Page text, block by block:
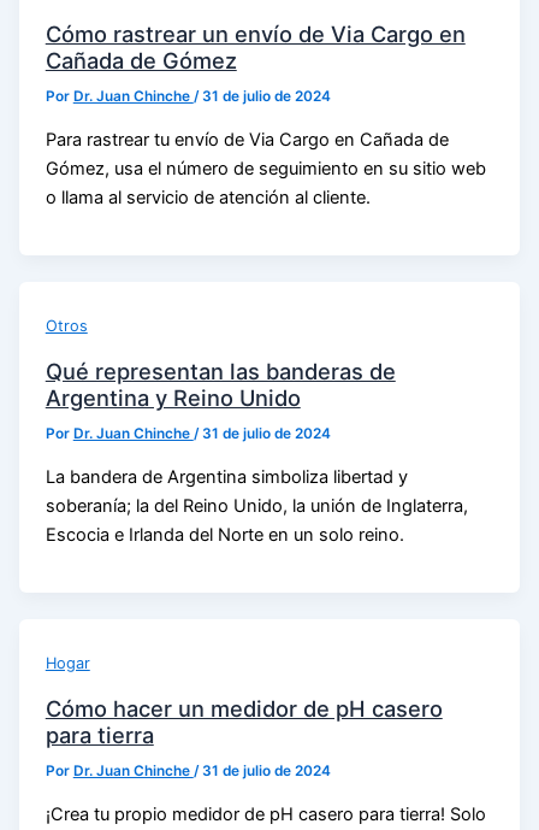
Cómo rastrear un envío de Via Cargo en
Cañada de Gómez
Por Dr. Juan Chinche /31 de julio de 2024
Para rastrear tu envío de Via Cargo en Cañada de
Gómez, usa el número de seguimiento en su sitio web
o llama al servicio de atención al cliente.
Otros
Qué representan las banderas de
Argentina y Reino Unido
Por Dr. Juan Chinche /31 de julio de 2024
La bandera de Argentina simboliza libertad y
soberanía; la del Reino Unido, la unión de Inglaterra,
Escocia e Irlanda del Norte en un solo reino.
Hogar
Cómo hacer un medidor de pH casero
para tierra
Por Dr. Juan Chinche /31 de julio de 2024
¡Crea tu propio medidor de pH casero para tierra! Solo